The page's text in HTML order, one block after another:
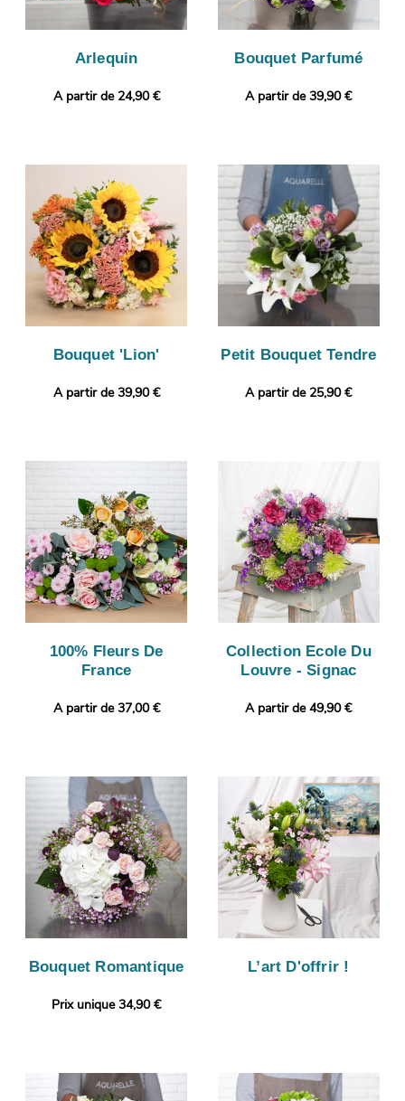
Arlequin
A partir de 24,90 €
Bouquet Parfumé
A partir de 39,90 €
Bouquet 'Lion'
A partir de 39,90 €
Petit Bouquet Tendre
A partir de 25,90 €
100% Fleurs De
France
A partir de 37,00 €
Collection Ecole Du
Louvre - Signac
A partir de 49,90 €
Bouquet Romantique
Prix unique 34,90 €
L’art D'offrir !